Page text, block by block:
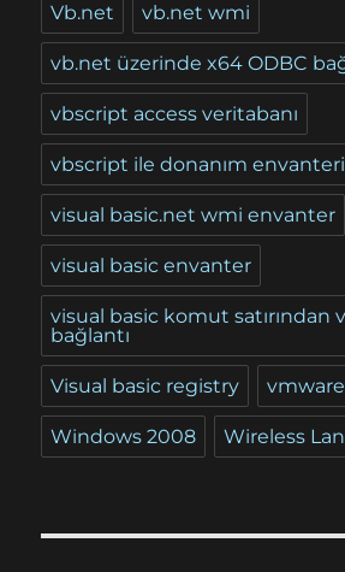
Vb.net vb.net wmi
vb.net üzerinde x64 ODBC
vbscript access veritabanı
vbscript ile donanım
visual basic.net wmi envanter
visual basic envanter
visual basic komut satırından
bağlantı
Visual basic registry vmware
Windows 2008 Wireless